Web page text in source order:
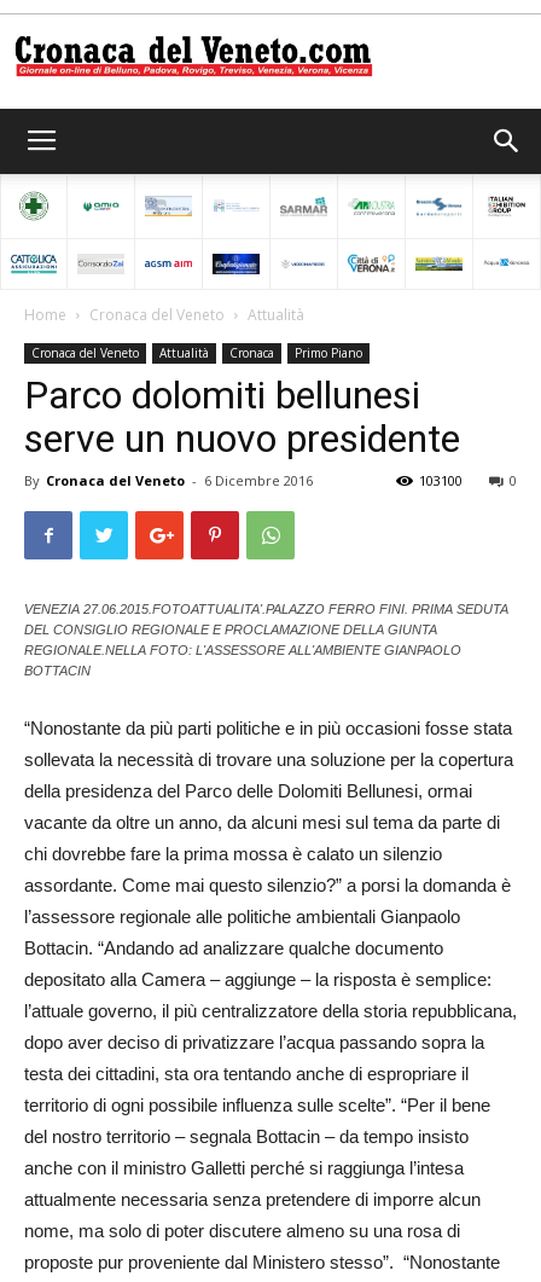
del
Veneto
Home Cronaca del Veneto Attualità
Cronaca del Veneto Attualità Cronaca Primo Piano
Parco dolomiti bellunesi
serve un nuovo presidente
By Cronaca del Veneto - 6 Dicembre 2016 0
103100
VENEZIA 27.06.2015.FOTOATTUALITA'.PALAZZO FERRO FINI. PRIMA SEDUTA
DEL CONSIGLIO REGIONALE E PROCLAMAZIONE DELLA GIUNTA
REGIONALE.NELLA FOTO: L'ASSESSORE ALL'AMBIENTE GIANPAOLO
BOTTACIN
“Nonostante da più parti politiche e in più occasioni fosse stata
sollevata la necessità di trovare una soluzione per la copertura
della presidenza del Parco delle Do­lomiti Bellunesi, ormai
vacante da oltre un anno, da alcuni mesi sul tema da parte di
chi dovrebbe fare la prima mossa è calato un silenzio
assordante. Come mai questo silenzio?” a porsi la do­manda è
l’assessore regionale alle politiche ambientali Gia­np­aolo
Bottacin. “Andando ad analizzare qualche documento
depositato alla Camera – ag­giunge – la risposta è semplice:
l’attuale governo, il più centralizzatore della storia repubblicana,
dopo aver deciso di privatizzare l’acqua passando sopra la
testa dei cittadini, sta ora tentando anche di espropriare il
territorio di ogni possibile influenza sulle scelte”. “Per il bene
del nostro territorio – segnala Bo­ttacin – da tempo insisto
anche con il ministro Galletti perché si raggiunga l’intesa
attualmente necessaria senza pretendere di imporre alcun
nome, ma solo di poter discutere almeno su una rosa di
proposte pur proveniente dal Ministero stesso”. “Non­ost­an­te